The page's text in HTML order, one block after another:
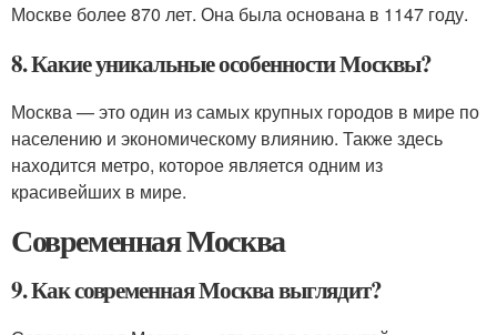
Москве более 870 лет. Она была основана в 1147 году.
8. Какие уникальные особенности Москвы?
Москва — это один из самых крупных городов в мире по
населению и экономическому влиянию. Также здесь
находится метро, которое является одним из
красивейших в мире.
Современная Москва
9. Как современная Москва выглядит?